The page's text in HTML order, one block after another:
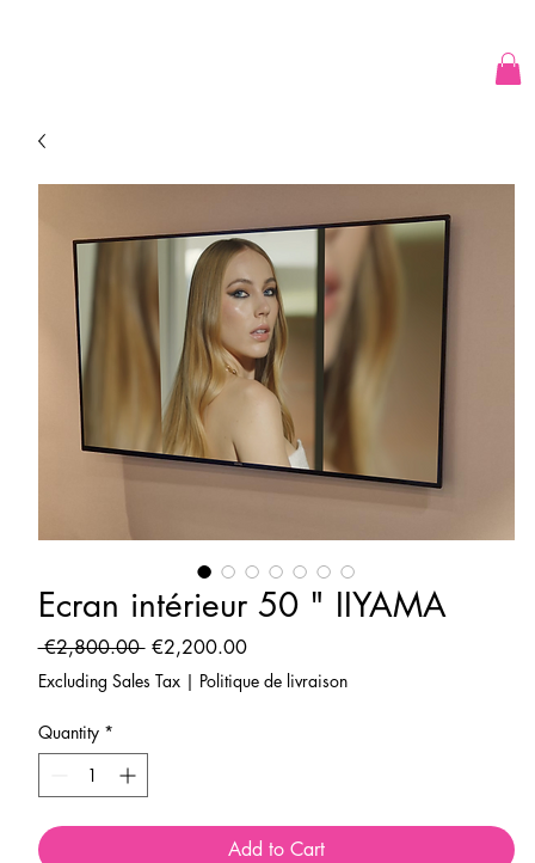
Ecran intérieur 50 " IIYAMA
€2,800.00 Regular
Price
€2,200.00Sale
Price
Excluding Sales Tax| Politique de livraison
Quantity *
Add to Cart